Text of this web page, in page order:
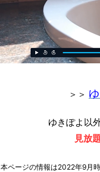
＞＞
ゆきぽよ以
見放
本ページの情報は2022年9月